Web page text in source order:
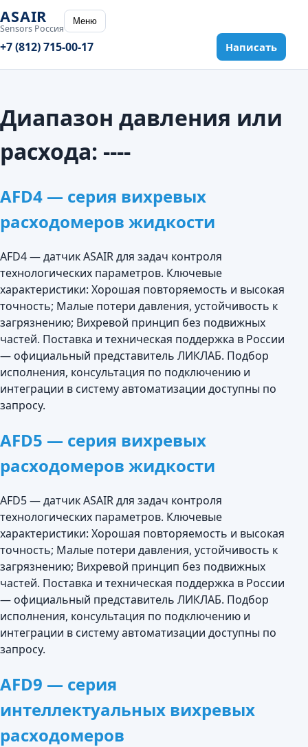
ASAIR
Sensors Россия
Меню
+7 (812) 715-00-17 Написать
Диапазон давления или
расхода: ----
AFD4 — серия вихревых
расходомеров жидкости
AFD4 — датчик ASAIR для задач контроля
технологических параметров. Ключевые
характеристики: Хорошая повторяемость и высокая
точность; Малые потери давления, устойчивость к
загрязнению; Вихревой принцип без подвижных
частей. Поставка и техническая поддержка в России
— официальный представитель ЛИКЛАБ. Подбор
исполнения, консультация по подключению и
интеграции в систему автоматизации доступны по
запросу.
AFD5 — серия вихревых
расходомеров жидкости
AFD5 — датчик ASAIR для задач контроля
технологических параметров. Ключевые
характеристики: Хорошая повторяемость и высокая
точность; Малые потери давления, устойчивость к
загрязнению; Вихревой принцип без подвижных
частей. Поставка и техническая поддержка в России
— официальный представитель ЛИКЛАБ. Подбор
исполнения, консультация по подключению и
интеграции в систему автоматизации доступны по
запросу.
AFD9 — серия
интеллектуальных вихревых
расходомеров